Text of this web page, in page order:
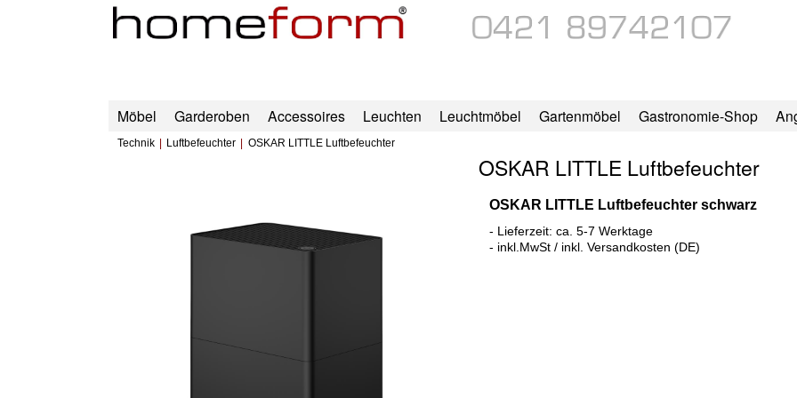
Möbel Garderoben Accessoires Leuchten Leuchtmöbel Gartenmöbel Gastronomie-Shop
Technik Luftbefeuchter OSKAR LITTLE Luftbefeuchter
OSKAR LITTLE Luftbefeuchter
OSKAR LITTLE Luftbefeuchter schwarz
- Lieferzeit: ca. 5-7 Werktage
- inkl.MwSt / inkl. Versandkosten (DE)